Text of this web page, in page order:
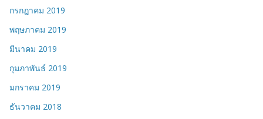
กรกฎาคม 2019
พฤษภาคม 2019
มีนาคม 2019
กุมภาพันธ์ 2019
มกราคม 2019
ธันวาคม 2018